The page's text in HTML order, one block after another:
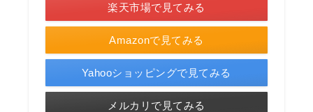
Amazonで見てみる
楽天市場で見てみる
Yahooショッピングで見てみる
メルカリで見てみる